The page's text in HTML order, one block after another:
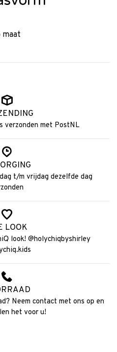
maat
verzonden met PostNL
t/m vrijdag dezelfde dag
LOOK
look! @holychiqbyshirley
Neem contact met ons op en
het voor u!